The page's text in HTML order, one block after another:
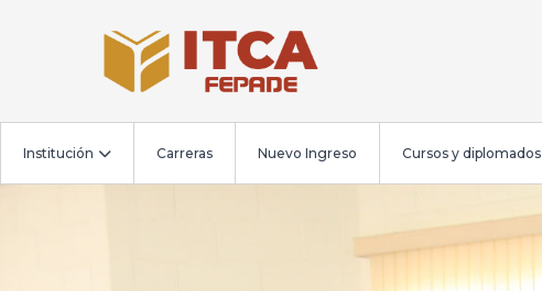
Institución Carreras Nuevo Ingreso Cursos y diplomados